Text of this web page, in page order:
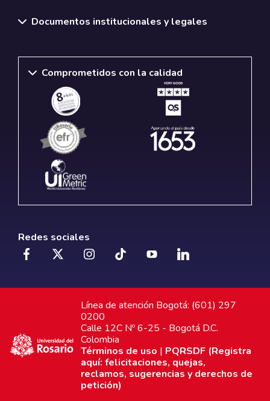
Documentos institucionales y legales
Comprometidos con la calidad
Redes sociales
Línea de atención Bogotá: (601) 297
0200
Calle 12C Nº 6-25 - Bogotá D.C.
Colombia
Términos de uso | PQRSDF (Registra
aquí: felicitaciones, quejas,
reclamos, sugerencias y derechos de
petición)